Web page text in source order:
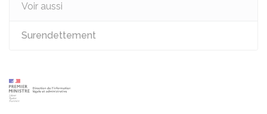
Voir aussi
Surendettement